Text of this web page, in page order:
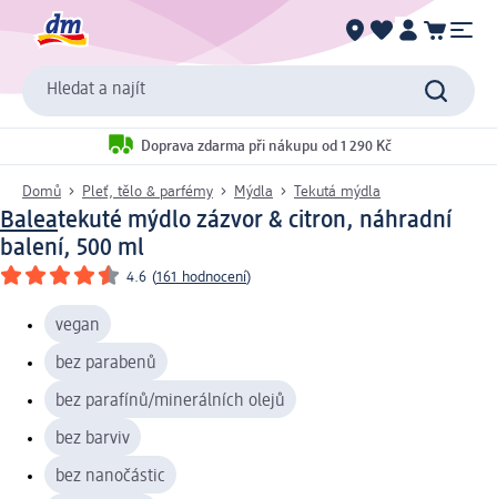
Hledat a najít
Doprava zdarma při nákupu od 1 290 Kč
Domů Pleť, tělo & parfémy Mýdla Tekutá mýdla
Baleatekuté mýdlo zázvor & citron, náhradní
balení, 500 ml
4.6 (161 hodnocení)
vegan
bez parabenů
bez parafínů/minerálních olejů
bez barviv
bez nanočástic